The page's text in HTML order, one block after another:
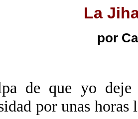
La
por
de que yo deje
por unas